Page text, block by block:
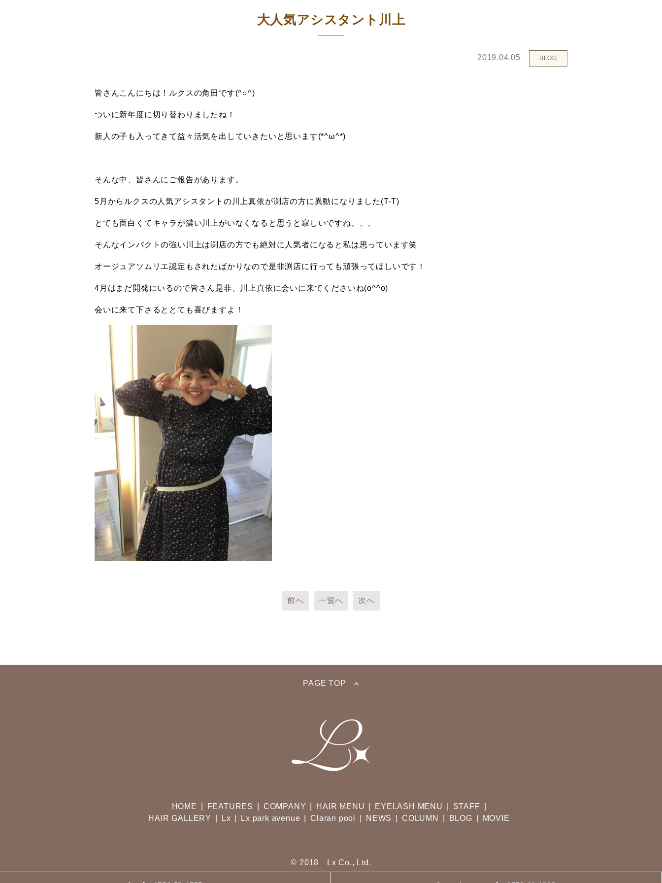
大人気アシスタント川上
2019.04.05 BLOG
皆さんこんにちは！ルクスの角田です(^○^)
ついに新年度に切り替わりましたね！
新人の子も入ってきて益々活気を出していきたいと思います(*^ω^*)
そんな中、皆さんにご報告があります。
5月からルクスの人気アシスタントの川上真依が渕店の方に異動になりました(T-T)
とても面白くてキャラが濃い川上がいなくなると思うと寂しいですね、、、
そんなインパクトの強い川上は渕店の方でも絶対に人気者になると私は思っています笑
オージュアソムリエ認定もされたばかりなので是非渕店に行っても頑張ってほしいです！
4月はまだ開発にいるので皆さん是非、川上真依に会いに来てくださいね(o^^o)
会いに来て下さるととても喜びますよ！
前へ 一覧へ 次へ
PAGE TOP
HOME FEATURES COMPANY HAIR MENU EYELASH MENU
STAFF
HAIR GALLERY
Lx Lx park avenue Claran pool NEWS COLUMN BLOG MOVIE
© 2018 Lx Co., Ltd.